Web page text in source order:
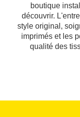
boutique
découvrir.
style original,
imprimés et les
qualité des